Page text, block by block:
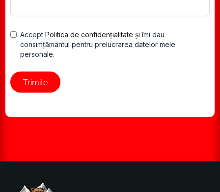
Accept Politica de confidențialitate și îmi dau
consimțământul pentru prelucrarea datelor mele
personale.
Trimite